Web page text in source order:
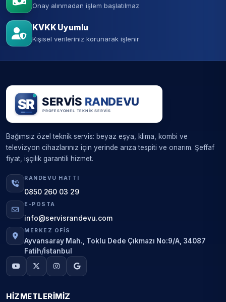
Onay alınmadan işlem başlatılmaz
KVKK Uyumlu
Kişisel verileriniz korunarak işlenir
Bağımsız özel teknik servis: beyaz eşya, klima, kombi ve
televizyon cihazlarınız için yerinde arıza tespiti ve onarım. Şeffaf
fiyat, işçilik garantili hizmet.
RANDEVU HATTI
0850 260 03 29
E-POSTA
info@servisrandevu.com
MERKEZ OFIS
Ayvansaray Mah., Toklu Dede Çıkmazı No:9/A, 34087
Fatih/İstanbul
HIZMETLERIMIZ